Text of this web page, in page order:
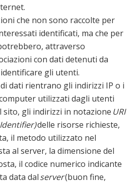
che non sono raccolte per
identificati, ma che per
attraverso
con dati detenuti da
gli utenti.
dati rientrano gli indirizzi IP o i
utilizzati dagli utenti
sito, gli indirizzi in notazione URI
delle risorse richieste,
il metodo utilizzato nel
al server, la dimensione del
il codice numerico indicante
data dalserver(buon fine,